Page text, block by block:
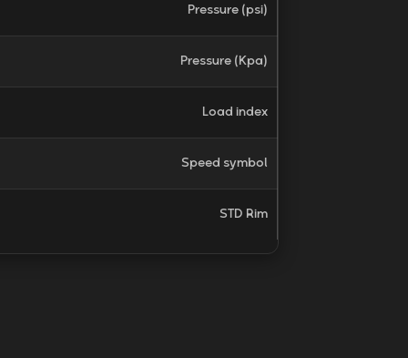
Pressure (psi)
Pressure (Kpa)
Load index
Speed symbol
STD Rim